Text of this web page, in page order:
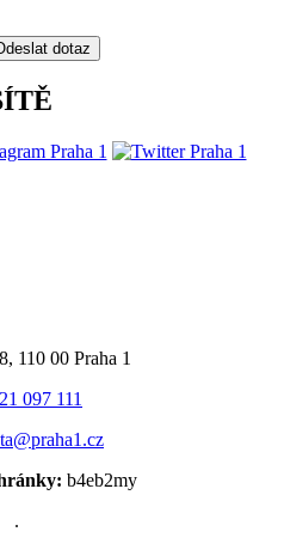
dotaz
110 00 Praha 1
097 111
b4eb2my
.